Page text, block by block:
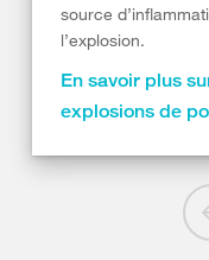
source
l’explosion.
En savoir plus
explosions de